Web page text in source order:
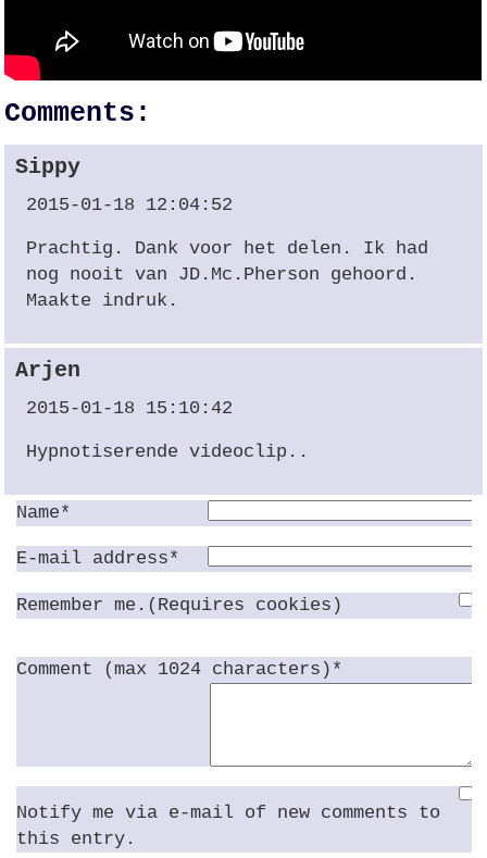
Comments:
Sippy
2015-01-18 12:04:52
Prachtig. Dank voor het delen. Ik had
nog nooit van JD.Mc.Pherson gehoord.
Maakte indruk.
Arjen
2015-01-18 15:10:42
Hypnotiserende videoclip..
Name*
E-mail address*
Remember me.(Requires cookies)
Comment (max 1024 characters)*
Notify me via e-mail of new comments to
this entry.